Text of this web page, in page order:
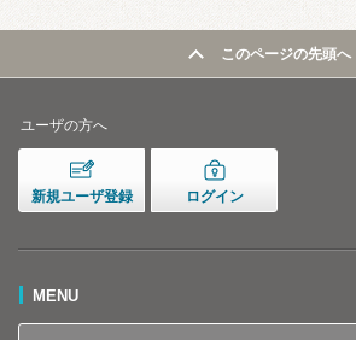
このページの先頭へ
ユーザの方へ
新規ユーザ登録 ログイン
MENU